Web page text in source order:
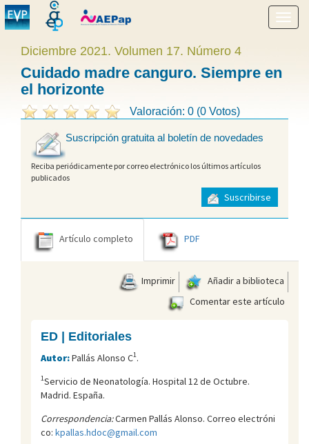
menú
Diciembre 2021. Volumen 17. Número 4
Cuidado madre canguro. Siempre en
el horizonte
Valoración: 0 (0 Votos)
Suscripción gratuita al boletín de novedades
Reciba periódicamente por correo electrónico los últimos artículos
publicados
Suscribirse
Artículo completo PDF
Imprimir
Añadir a biblioteca
Comentar este artículo
ED | Editoriales
Autor:Pallás Alonso C1.
1Servicio de Neonatología. Hospital 12 de Octubre.
Madrid. España.
Correspondencia:Carmen Pallás Alonso. Correo electróni
co: kpallas.hdoc@gmail.com